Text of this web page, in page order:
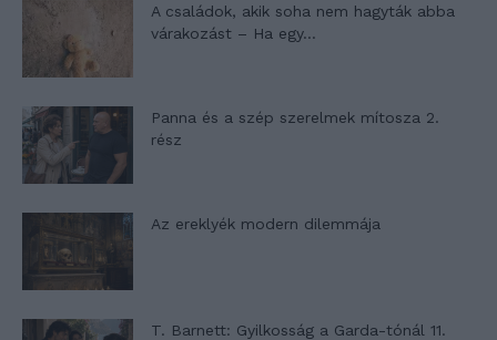
A családok, akik soha nem hagyták abba
várakozást – Ha egy...
Panna és a szép szerelmek mítosza 2.
rész
Az ereklyék modern dilemmája
T. Barnett: Gyilkosság a Garda-tónál 11.